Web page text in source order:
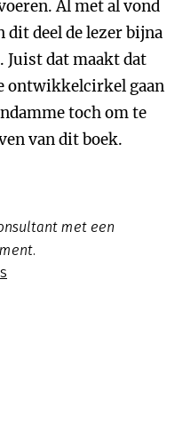
Al met al vond
deel de lezer bijna
dat maakt dat
ontwikkelcirkel gaan
toch om te
van dit boek.
met een